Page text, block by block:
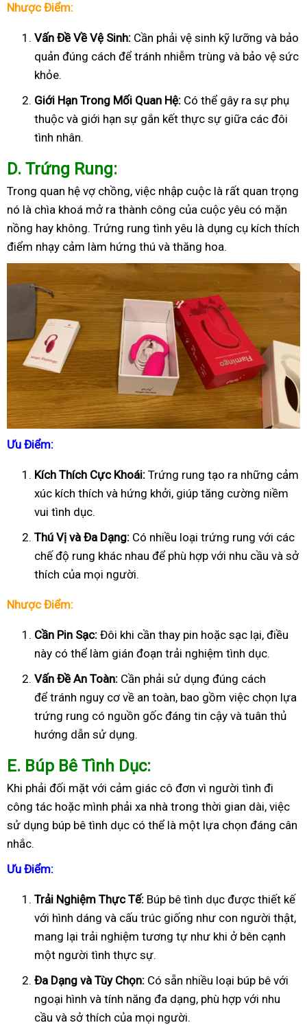
Nhược Điểm:
Vấn Đề Về Vệ Sinh: Cần phải vệ sinh kỹ lưỡng và bảo
quản đúng cách để tránh nhiễm trùng và bảo vệ sức
khỏe.
Giới Hạn Trong Mối Quan Hệ: Có thể gây ra sự phụ
thuộc và giới hạn sự gắn kết thực sự giữa các đôi
tình nhân.
D. Trứng Rung:
Trong quan hệ vợ chồng, việc nhập cuộc là rất quan trọng
nó là chìa khoá mở ra thành công của cuộc yêu có mặn
nồng hay không. Trứng rung tình yêu là dụng cụ kích thích
điểm nhạy cảm làm hứng thú và thăng hoa.
Ưu Điểm:
Kích Thích Cực Khoái: Trứng rung tạo ra những cảm
xúc kích thích và hứng khởi, giúp tăng cường niềm
vui tình dục.
Thú Vị và Đa Dạng: Có nhiều loại trứng rung với các
chế độ rung khác nhau để phù hợp với nhu cầu và sở
thích của mọi người.
Nhược Điểm:
Cần Pin Sạc: Đôi khi cần thay pin hoặc sạc lại, điều
này có thể làm gián đoạn trải nghiệm tình dục.
Vấn Đề An Toàn: Cần phải sử dụng đúng cách
để tránh nguy cơ về an toàn, bao gồm việc chọn lựa
trứng rung có nguồn gốc đáng tin cậy và tuân thủ
hướng dẫn sử dụng.
E. Búp Bê Tình Dục:
Khi phải đối mặt với cảm giác cô đơn vì người tình đi
công tác hoặc mình phải xa nhà trong thời gian dài, việc
sử dụng búp bê tình dục có thể là một lựa chọn đáng cân
nhắc.
Ưu Điểm:
Trải Nghiệm Thực Tế: Búp bê tình dục được thiết kế
với hình dáng và cấu trúc giống như con người thật,
mang lại trải nghiệm tương tự như khi ở bên cạnh
một người tình thực sự.
Đa Dạng và Tùy Chọn: Có sẵn nhiều loại búp bê với
ngoại hình và tính năng đa dạng, phù hợp với nhu
cầu và sở thích của mọi người.